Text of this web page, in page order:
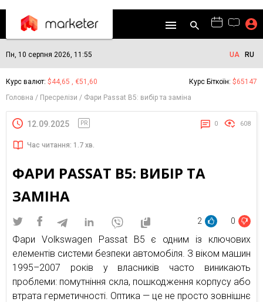
Пн, 10 серпня 2026, 11:55 UA RU
Курс валют: $44,65 , €51,60 Курс Біткоїн: $65147
Головна
Пресрелізи Фари Passat B5: вибір та заміна
12.09.2025 PR 0 608
Час читання: 1.7 хв.
ФАРИ PASSAT B5: ВИБІР ТА
ЗАМІНА
2 0
Фари Volkswagen Passat B5 є одним із ключових
елементів системи безпеки автомобіля. З віком машин
1995–2007 років у власників часто виникають
проблеми: помутніння скла, пошкодження корпусу або
втрата герметичності. Оптика — це не просто зовнішнє